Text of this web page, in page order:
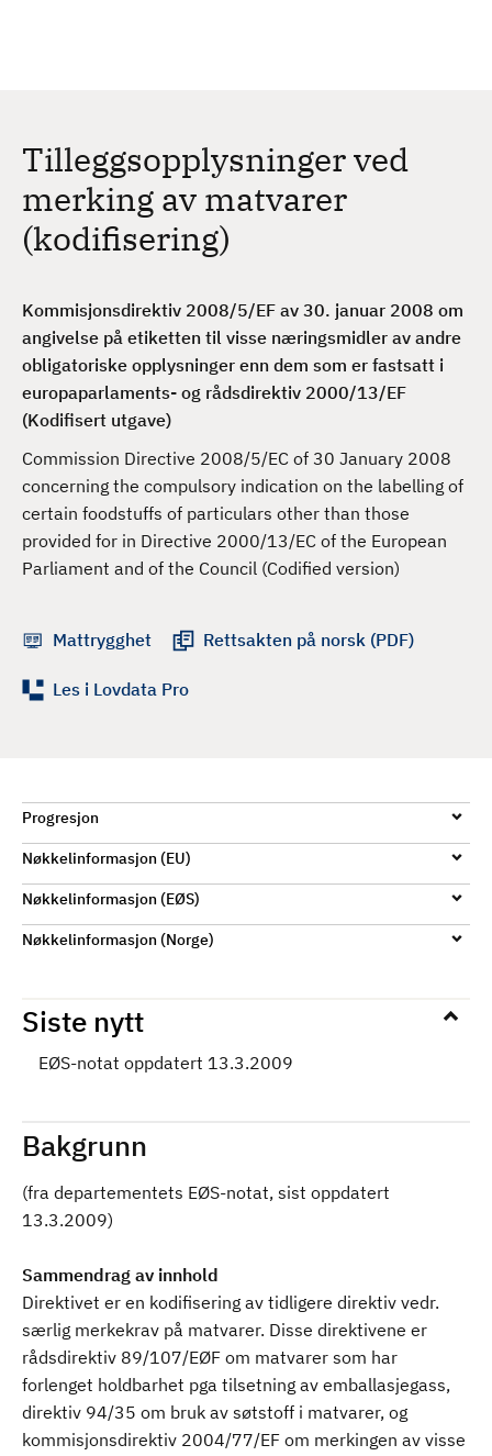
Tilleggsopplysninger ved
merking av matvarer
(kodifisering)
Kommisjonsdirektiv 2008/5/EF av 30. januar 2008 om
angivelse på etiketten til visse næringsmidler av andre
obligatoriske opplysninger enn dem som er fastsatt i
europaparlaments- og rådsdirektiv 2000/13/EF
(Kodifisert utgave)
Commission Directive 2008/5/EC of 30 January 2008
concerning the compulsory indication on the labelling of
certain foodstuffs of particulars other than those
provided for in Directive 2000/13/EC of the European
Parliament and of the Council (Codified version)
Mattrygghet Rettsakten på norsk (PDF)
Les i Lovdata Pro
Progresjon
Nøkkelinformasjon (EU)
Nøkkelinformasjon (EØS)
Nøkkelinformasjon (Norge)
Siste nytt
EØS-notat oppdatert 13.3.2009
Bakgrunn
(fra departementets EØS-notat, sist oppdatert
13.3.2009)
Sammendrag av innhold
Direktivet er en kodifisering av tidligere direktiv vedr.
særlig merkekrav på matvarer. Disse direktivene er
rådsdirektiv 89/107/EØF om matvarer som har
forlenget holdbarhet pga tilsetning av emballasjegass,
direktiv 94/35 om bruk av søtstoff i matvarer, og
kommisjonsdirektiv 2004/77/EF om merkingen av visse